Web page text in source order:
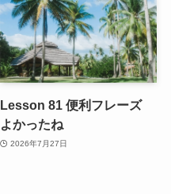
Lesson 81 便利フレーズ
よかったね
2026年7月27日